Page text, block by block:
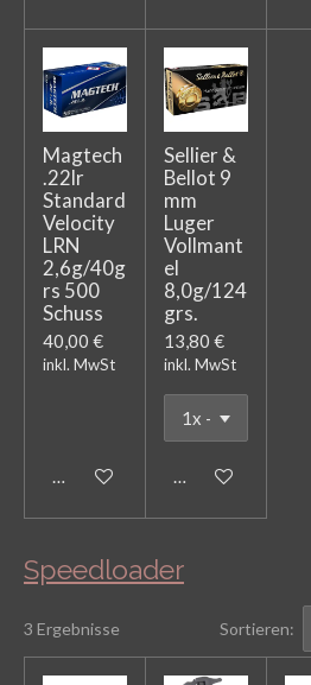
Magtech
.22lr
Standard
Velocity
LRN
2,6g/40g
rs 500
Schuss
40,00 €
inkl. MwSt
In den Warenkorb
Sellier &
Bellot 9
mm
Luger
Vollmant
el
8,0g/124
grs.
13,80 €
inkl. MwSt
In den Warenkorb
Speedloader
3 Ergebnisse Sortieren: